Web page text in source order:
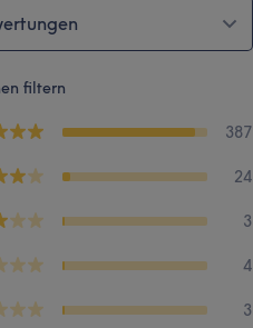
filtern
387
24
3
4
3